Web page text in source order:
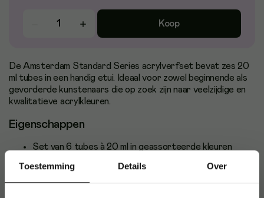
Toestemming Details Over
Koop
De Amsterdam Standard Series acrylverfset bevat zes 20
ml tubes in een handig etui. Ideaal voor zowel beginnende als
gevorderde kunstenaars die op zoek zijn naar veelzijdige en
kwalitatieve acrylkleuren.
Eigenschappen
Set van 6 tubes à 20 ml in geassorteerde kleuren
Bevat: wit, geel, rood, groen, blauw en zwart
Kleurrijke en lichtechte acrylverf met hoge